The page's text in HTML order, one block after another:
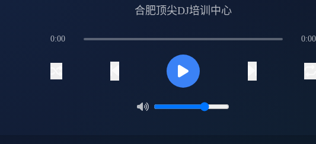
合肥顶尖DJ培训中心
0:00 0:00